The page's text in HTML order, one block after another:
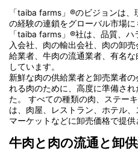
「taiba farms」®のビジョンは
の経験の連鎖をグローバル市場に
「taiba farms」®社は、品質、
入会社、肉の輸出会社、肉の卸
給業者、牛肉の流通業者、有名
しています。
新鮮な肉の供給業者と卸売業者
れる肉のために、高度に準備さ
た。 すべての種類の肉、ステー
は、肉屋、レストラン、ホテル
マーケットなどに卸売価格で提供
牛肉と肉の流通と卸供